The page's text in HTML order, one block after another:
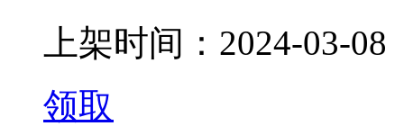
上架时间：2024-03-08
领取